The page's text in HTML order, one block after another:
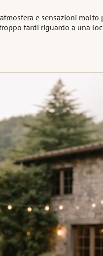
e sensazioni
tardi riguardo a una